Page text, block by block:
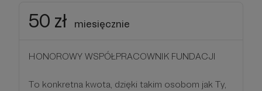
50 zł miesięcznie
HONOROWY WSPÓŁPRACOWNIK FUNDACJI
To konkretna kwota, dzięki takim osobom jak Ty,